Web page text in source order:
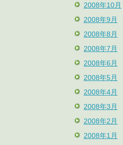
2008年10月
2008年9月
2008年8月
2008年7月
2008年6月
2008年5月
2008年4月
2008年3月
2008年2月
2008年1月